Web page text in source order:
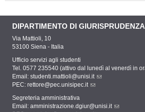
DIPARTIMENTO DI GIURISPRUDENZA
Via Mattioli, 10
53100 Siena - Italia
Ufficio servizi agli studenti
Tel. 0577 235540 (attivo dal lunedì al venerdì in
Email: studenti.mattioli@unisi.it
PEC: rettore@pec.unisipec.it
Segreteria amministrativa
Email: amministrazione.dgiur@unisi.it